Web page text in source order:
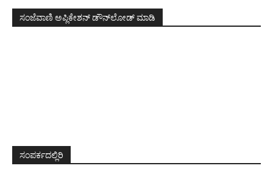
ಸಂಜೆವಾಣಿ ಅಪ್ಲಿಕೇಶನ್ ಡೌನ್‌ಲೋಡ್ ಮಾಡಿ
ಸಂಪರ್ಕದಲ್ಲಿರಿ